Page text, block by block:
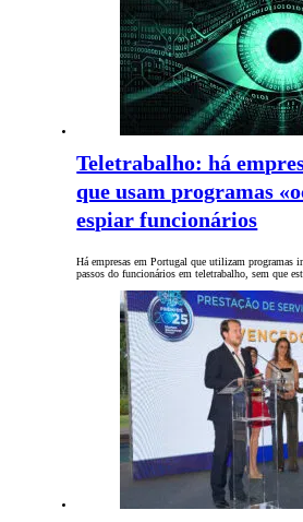
Teletrabalho: há
que usam programas
espiar funcionários
Há empresas em Portugal que utilizam programas
passos do funcionários em teletrabalho, sem que